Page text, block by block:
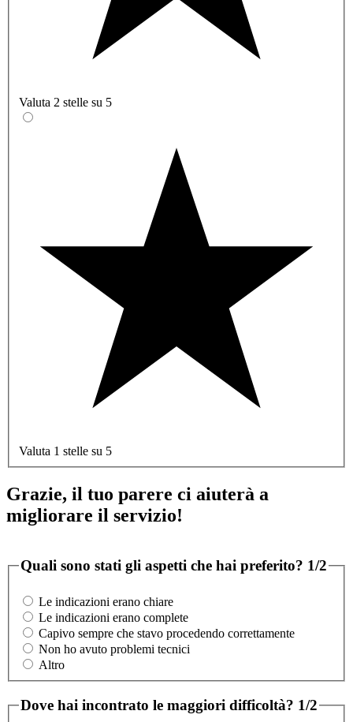
Valuta 2 stelle su 5
Valuta 1 stelle su 5
Grazie, il tuo parere ci aiuterà a
migliorare il servizio!
Quali sono stati gli aspetti che hai preferito? 1/2
Le indicazioni erano chiare
Le indicazioni erano complete
Capivo sempre che stavo procedendo correttamente
Non ho avuto problemi tecnici
Altro
Dove hai incontrato le maggiori difficoltà? 1/2